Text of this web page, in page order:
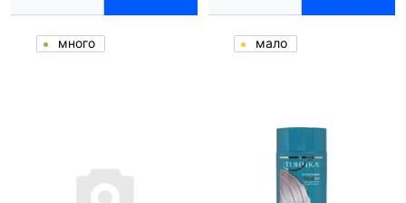
много мало